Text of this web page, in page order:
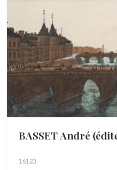
BASSET André
16123